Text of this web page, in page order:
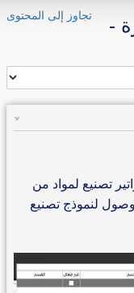
تجاوز إلى المحتوى
-
تصنيع لمواد من
لنموذج تصنيع